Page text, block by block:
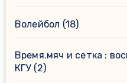
Волейбол (18)
Время.мяч и сетка :
КГУ(2)